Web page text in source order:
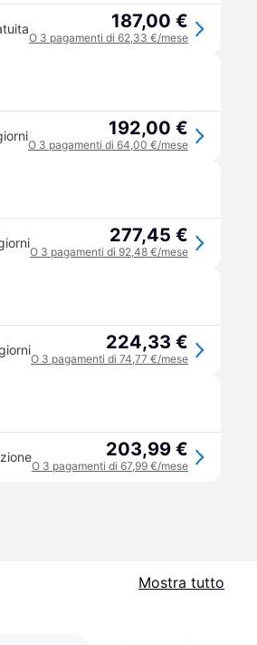
187,00 €
O 3 pagamenti di 62,33 €/mese
192,00 €
O 3 pagamenti di 64,00 €/mese
277,45 €
O 3 pagamenti di 92,48 €/mese
224,33 €
O 3 pagamenti di 74,77 €/mese
203,99 €
O 3 pagamenti di 67,99 €/mese
Mostra tutto